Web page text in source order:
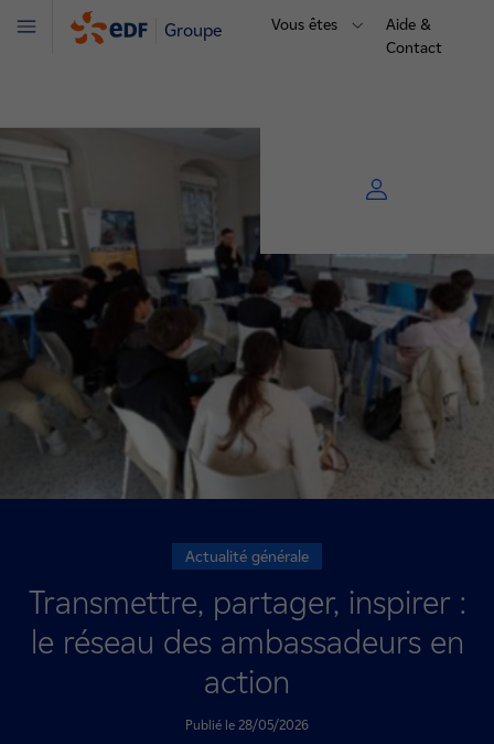
Groupe Vous êtes
Aide &
Contact
Menu
Actualité générale
Transmettre, partager, inspirer :
le réseau des ambassadeurs en
action
Publié le 28/05/2026